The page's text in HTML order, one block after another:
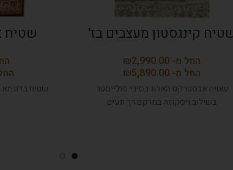
קינגסטון מעצבים בז'
₪
₪
שטיח אבסטרקט הארוג בסיבי פולייסטר
בשילוב ויסקוזה במרקם רך ונעים
שטיח
שטיח